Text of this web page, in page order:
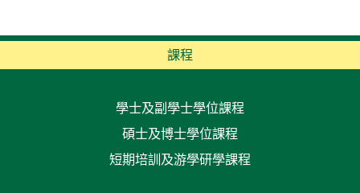
課程
學士及副學士學位課程
碩士及博士學位課程
短期培訓及游學研學課程